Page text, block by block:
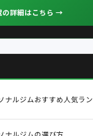
の詳細はこちら →
ナルジムおすすめ人気ラン